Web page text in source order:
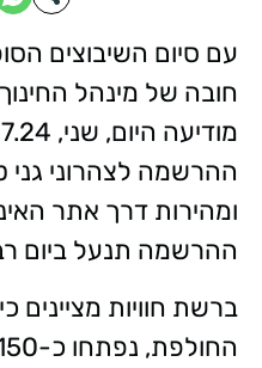
עם סיום השיבוצים
חובה של מינהל
ההרשמה לצהרוני גני
ומהירות דרך אתר
ההרשמה תנעל ביום רביעי
ברשת חוויות